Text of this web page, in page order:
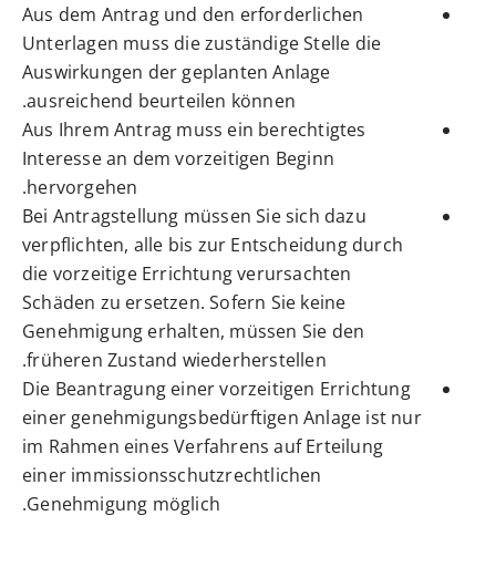
Aus dem Antrag und den erforderlichen
Unterlagen muss die zuständige Stelle die
Auswirkungen der geplanten Anlage
ausreichend beurteilen können.
Aus Ihrem Antrag muss ein berechtigtes
Interesse an dem vorzeitigen Beginn
hervorgehen.
Bei Antragstellung müssen Sie sich dazu
verpflichten, alle bis zur Entscheidung durch
die vorzeitige Errichtung verursachten
Schäden zu ersetzen. Sofern Sie keine
Genehmigung erhalten, müssen Sie den
früheren Zustand wiederherstellen.
Die Beantragung einer vorzeitigen Errichtung
einer genehmigungsbedürftigen Anlage ist nur
im Rahmen eines Verfahrens auf Erteilung
einer immissionsschutzrechtlichen
Genehmigung möglich.